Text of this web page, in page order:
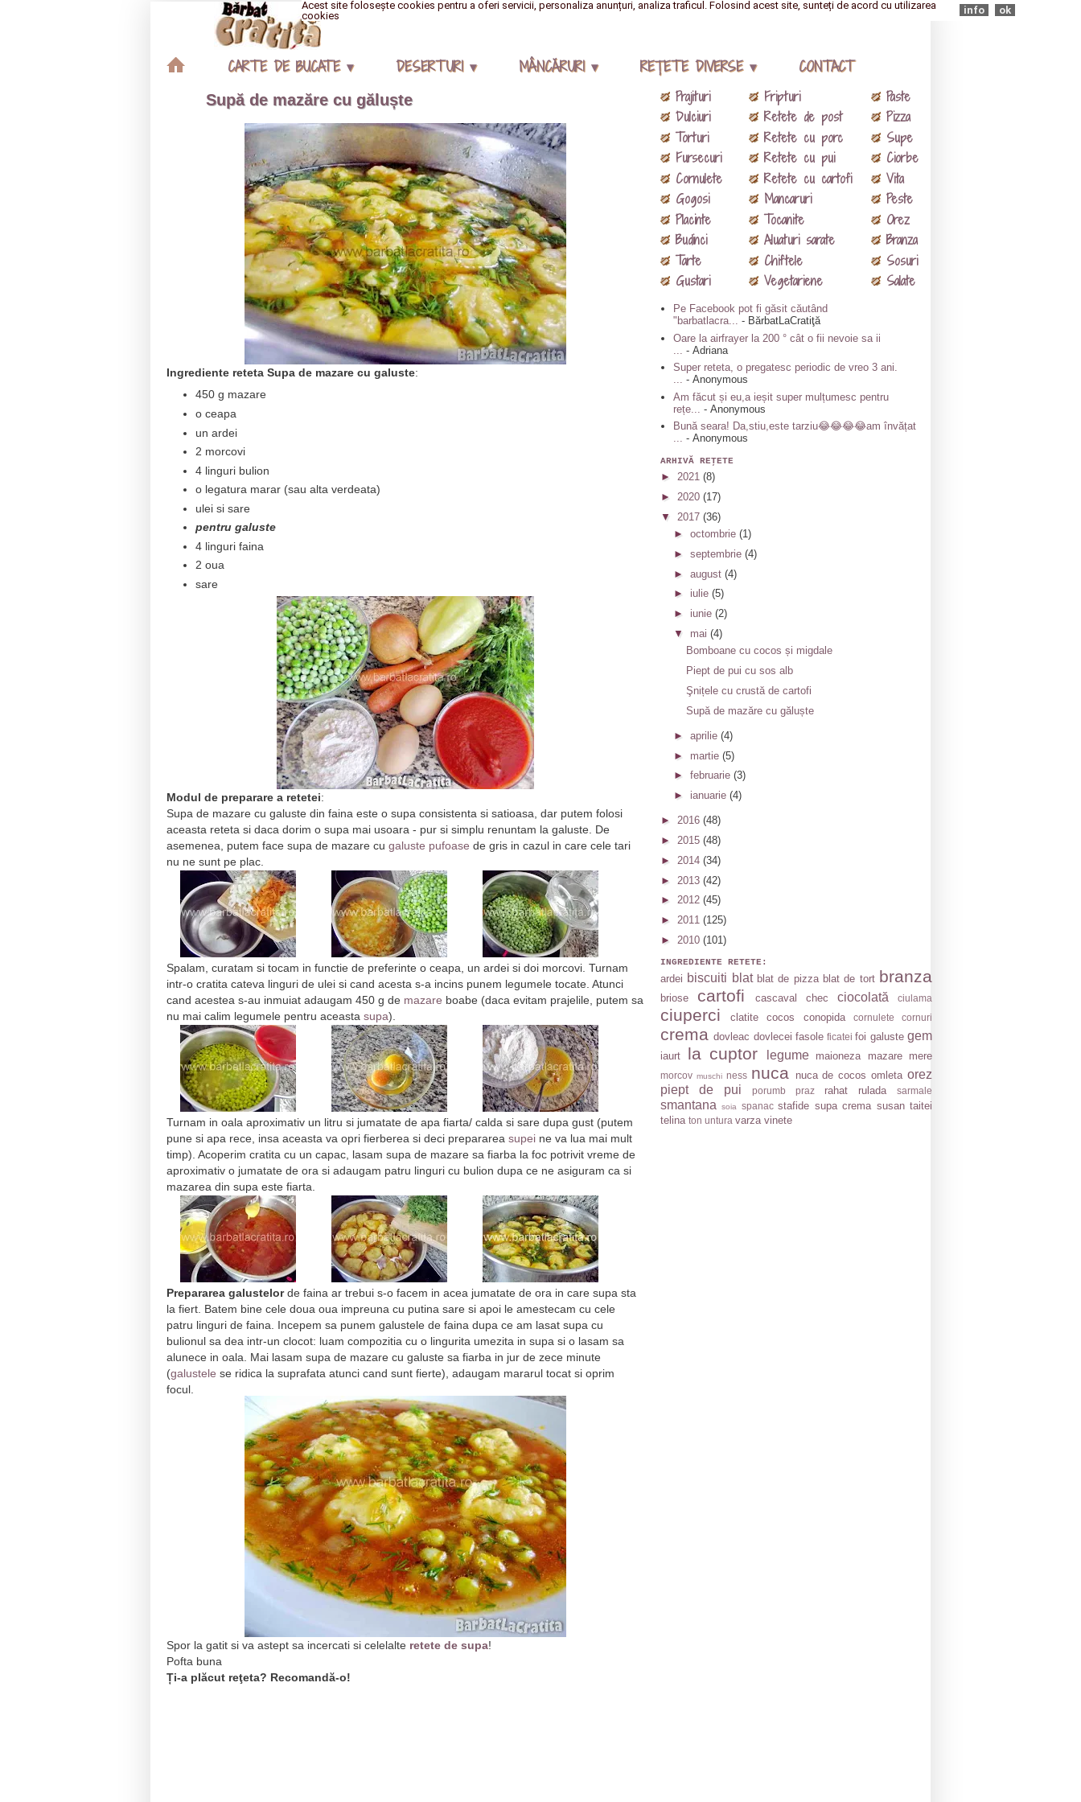
CARTE DE BUCATE ▾ DESERTURI ▾ MÂNCĂRURI ▾ REŢETE DIVERSE ▾ CONTACT
Supă de mazăre cu găluște
Ingrediente reteta Supa de mazare cu galuste:
450 g mazare
o ceapa
un ardei
2 morcovi
4 linguri bulion
o legatura marar (sau alta verdeata)
ulei si sare
pentru galuste
4 linguri faina
2 oua
sare
Modul de preparare a retetei:
Supa de mazare cu galuste din faina este o supa consistenta si satioasa, dar putem folosi
aceasta reteta si daca dorim o supa mai usoara - pur si simplu renuntam la galuste. De
asemenea, putem face supa de mazare cu galuste pufoase de gris in cazul in care cele tari
nu ne sunt pe plac.
Spalam, curatam si tocam in functie de preferinte o ceapa, un ardei si doi morcovi. Turnam
intr-o cratita cateva linguri de ulei si cand acesta s-a incins punem legumele tocate. Atunci
cand acestea s-au inmuiat adaugam 450 g de mazare boabe (daca evitam prajelile, putem sa
nu mai calim legumele pentru aceasta supa).
Turnam in oala aproximativ un litru si jumatate de apa fiarta/ calda si sare dupa gust (putem
pune si apa rece, insa aceasta va opri fierberea si deci prepararea supei ne va lua mai mult
timp). Acoperim cratita cu un capac, lasam supa de mazare sa fiarba la foc potrivit vreme de
aproximativ o jumatate de ora si adaugam patru linguri cu bulion dupa ce ne asiguram ca si
mazarea din supa este fiarta.
Prepararea galustelorde faina ar trebui s-o facem in acea jumatate de ora in care supa sta
la fiert. Batem bine cele doua oua impreuna cu putina sare si apoi le amestecam cu cele
patru linguri de faina. Incepem sa punem galustele de faina dupa ce am lasat supa cu
bulionul sa dea intr-un clocot: luam compozitia cu o lingurita umezita in supa si o lasam sa
alunece in oala. Mai lasam supa de mazare cu galuste sa fiarba in jur de zece minute
(galustele se ridica la suprafata atunci cand sunt fierte), adaugam mararul tocat si oprim
focul.
Spor la gatit si va astept sa incercati si celelalte retete de supa!
Pofta buna
Ți-a plăcut reţeta? Recomandă-o!
Prajituri
Dulciuri
Torturi
Fursecuri
Cornulete
Gogosi
Placinte
Budinci
Tarte
Gustari
Fripturi
Retete de post
Retete cu porc
Retete cu pui
Retete cu cartofi
Mancaruri
Tocanite
Aluaturi sarate
Chiftele
Vegetariene
Paste
Pizza
Supe
Ciorbe
Vita
Peste
Orez
Branza
Sosuri
Salate
Pe Facebook pot fi găsit căutând
"barbatlacra... - BărbatLaCratiţă
Oare la airfrayer la 200 ° cât o fii nevoie sa ii
- Adriana
Super reteta, o pregatesc periodic de vreo 3 ani.
... - Anonymous
Am făcut și eu,a ieșit super mulțumesc pentru
rețe...
- Anonymous
Bună seara! Da,stiu,este tarziu😂😂😂😂am învățat
... - Anonymous
ARHIVĂ REŢETE
► 2021 (8)
► 2020 (17)
▼ 2017 (36)
► octombrie (1)
► septembrie (4)
► august (4)
► iulie (5)
► iunie (2)
▼ mai (4)
Bomboane cu cocos și migdale
Piept de pui cu sos alb
Şnițele cu crustă de cartofi
Supă de mazăre cu găluște
► aprilie (4)
► martie (5)
► februarie (3)
► ianuarie (4)
► 2016 (48)
► 2015 (48)
► 2014 (34)
► 2013 (42)
► 2012 (45)
► 2011 (125)
► 2010 (101)
INGREDIENTE RETETE:
ardei biscuiti blat blat de pizza blat de tort branza
briose cartofi cascaval chec ciocolată ciulama
ciuperci clatite cocos conopida cornulete cornuri
crema dovleac dovlecei fasole ficatei foi galuste gem
iaurt la cuptor legume maioneza mazare mere
morcov muschi ness nuca nuca de cocos omleta orez
piept de pui
porumb praz rahat rulada sarmale
smantana soia spanac stafide supa crema susan taitei
telina ton untura varza vinete
Acest site folosește cookies pentru a oferi servicii, personaliza anunțuri, analiza traficul. Folosind acest site, sunteți de acord cu utilizarea
cookies
info ok